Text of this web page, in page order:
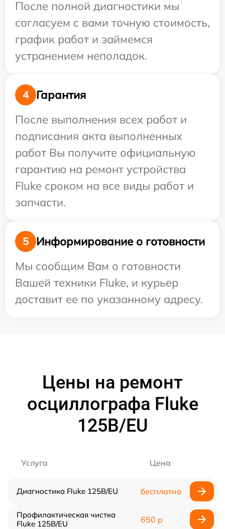
После полной диагностики мы
согласуем с вами точную стоимость,
график работ и займемся
устранением неполадок.
4
Гарантия
После выполнения всех работ и
подписания акта выполненных
работ Вы получите официальную
гарантию на ремонт устройства
Fluke сроком на все виды работ и
запчасти.
5
Информирование о готовности
Мы сообщим Вам о готовности
Вашей техники Fluke, и курьер
доставит ее по указанному адресу.
Цены на ремонт
осциллографа Fluke
125B/EU
Услуга Цена
Диагностика Fluke 125B/EU бесплатно
Профилактическая чистка
Fluke 125B/EU
650 р